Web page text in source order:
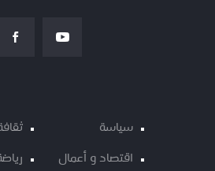
سياسة
اقتصاد و أعمال